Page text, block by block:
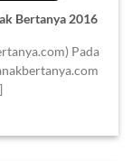
Bertanya 2016
Pada